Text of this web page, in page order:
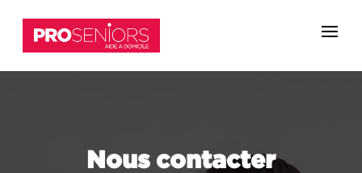
Nous contacter